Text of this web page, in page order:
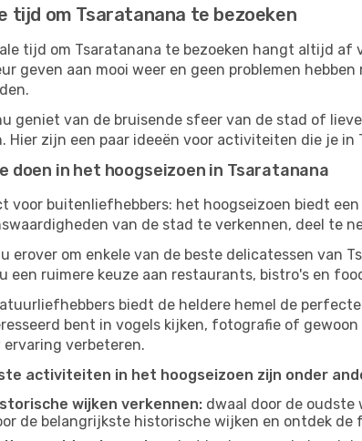
tijd om Tsaratanana te bezoeken
tijd om Tsaratanana te bezoeken hangt altijd
geven aan mooi weer en geen problemen
geniet van de bruisende sfeer van de stad of
Hier zijn een paar ideeën voor activiteiten die je
doen in het hoogseizoen in Tsaratanana
voor buitenliefhebbers: het hoogseizoen biedt
van de stad te verkennen, deel te
erover om enkele van de beste delicatessen van
een ruimere keuze aan restaurants, bistro's en
biedt de heldere hemel de
bent in vogels kijken, fotografie of
ervaring verbeteren.
activiteiten in het hoogseizoen zijn onder
wijken verkennen: dwaal door de oudste
de belangrijkste historische wijken en ontdek